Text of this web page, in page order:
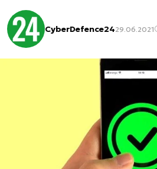
CyberDefence2429.06.2021